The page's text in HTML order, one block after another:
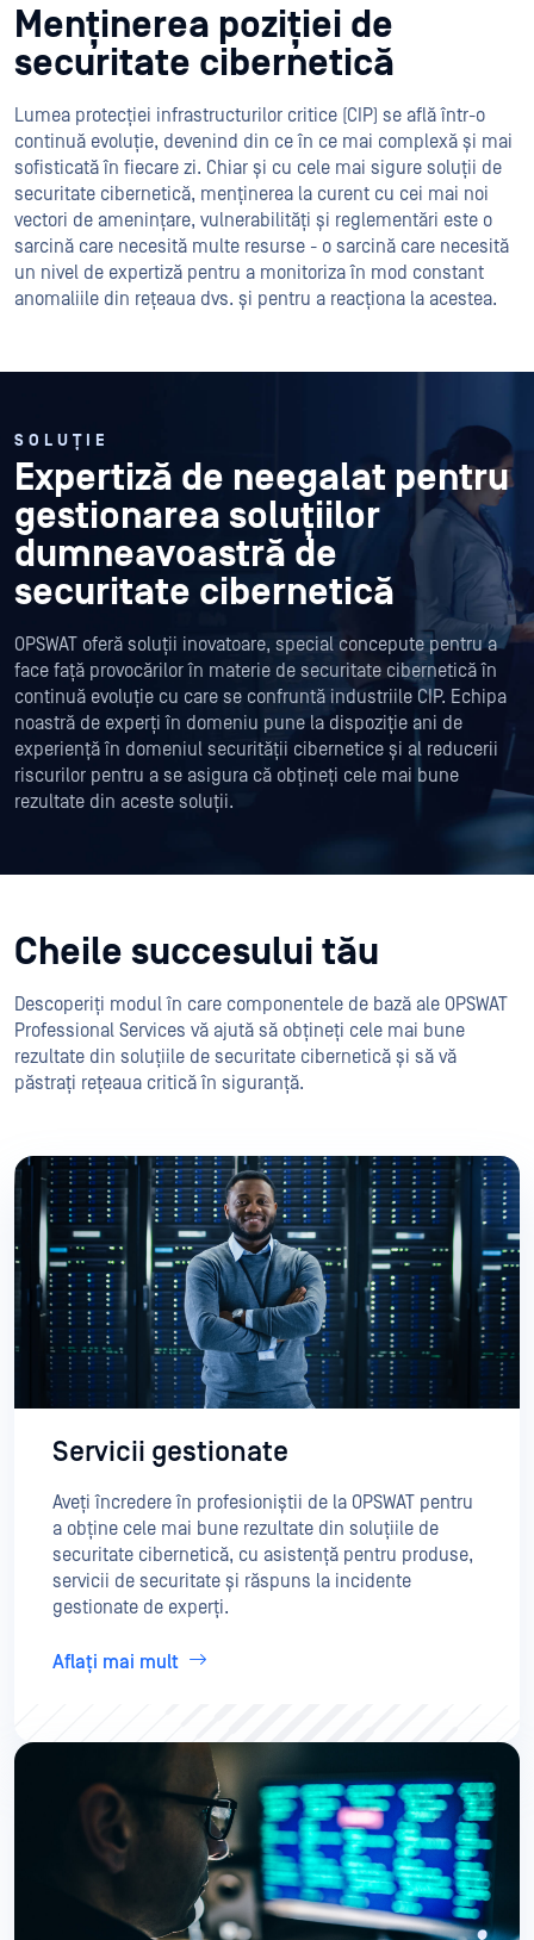
Menținerea poziției de
securitate cibernetică
Lumea protecției infrastructurilor critice (CIP) se află într-o
continuă evoluție, devenind din ce în ce mai complexă și mai
sofisticată în fiecare zi. Chiar și cu cele mai sigure soluții de
securitate cibernetică, menținerea la curent cu cei mai noi
vectori de amenințare, vulnerabilități și reglementări este o
sarcină care necesită multe resurse - o sarcină care necesită
un nivel de expertiză pentru a monitoriza în mod constant
anomaliile din rețeaua dvs. și pentru a reacționa la acestea.
SOLUȚIE
Expertiză de neegalat pentru
gestionarea soluțiilor
dumneavoastră de
securitate cibernetică
OPSWAT oferă soluții inovatoare, special concepute pentru a
face față provocărilor în materie de securitate cibernetică în
continuă evoluție cu care se confruntă industriile CIP. Echipa
noastră de experți în domeniu pune la dispoziție ani de
experiență în domeniul securității cibernetice și al reducerii
riscurilor pentru a se asigura că obțineți cele mai bune
rezultate din aceste soluții.
Cheile succesului tău
Descoperiți modul în care componentele de bază ale OPSWAT
Professional Services vă ajută să obțineți cele mai bune
rezultate din soluțiile de securitate cibernetică și să vă
păstrați rețeaua critică în siguranță.
Servicii gestionate
Aveți încredere în profesioniștii de la OPSWAT pentru
a obține cele mai bune rezultate din soluțiile de
securitate cibernetică, cu asistență pentru produse,
servicii de securitate și răspuns la incidente
gestionate de experți.
Aflați mai mult